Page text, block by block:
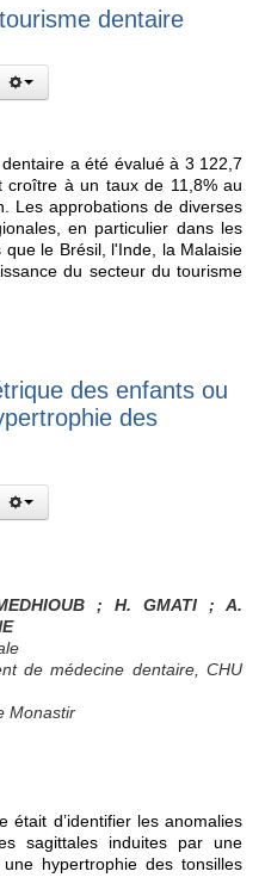
dentaire
a été évalué à 3 122,7
croître à un taux de 11,8% au
Les approbations de diverses
en particulier dans les
le Brésil, l'Inde, la Malaisie
du secteur du tourisme
des enfants ou
des
; H. GMATI
; A.
de médecine dentaire, CHU
Monastir
était d’identifier les anomalies
sagittales induites par une
hypertrophie des tonsilles